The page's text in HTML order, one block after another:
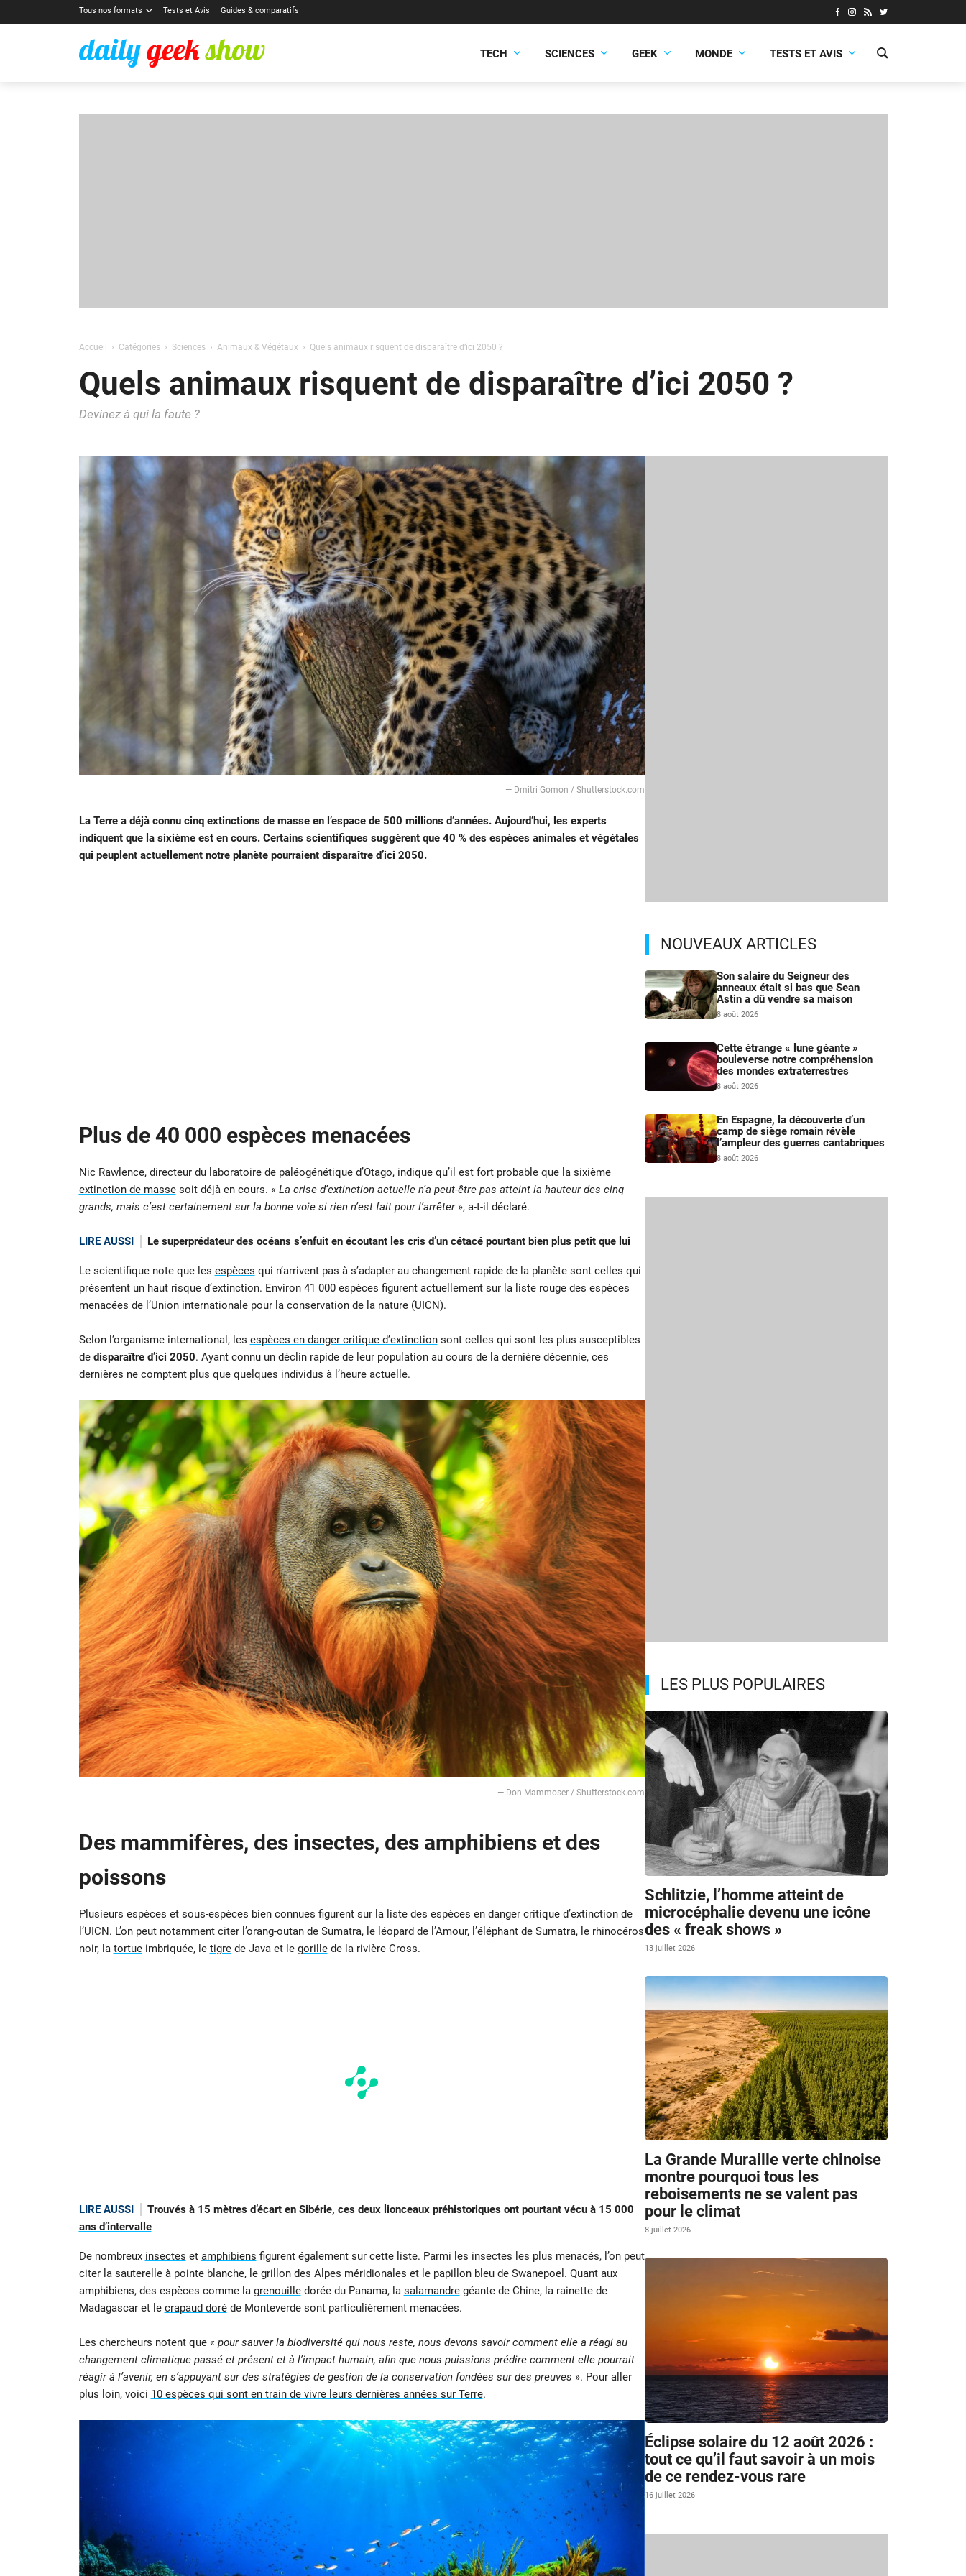
Tous nos formats Tests et Avis Guides & comparatifs
TECH SCIENCES GEEK MONDE TESTS ET AVIS
Accueil Catégories Sciences Animaux & Végétaux Quels animaux risquent de disparaître d’ici 2050 ?
Quels animaux risquent de disparaître d’ici 2050 ?
Devinez à qui la faute ?
— Dmitri Gomon / Shutterstock.com
La Terre a déjà connu cinq extinctions de masse en l’espace de 500 millions d’années. Aujourd’hui, les experts
indiquent que la sixième est en cours. Certains scientifiques suggèrent que 40 % des espèces animales et végétales
qui peuplent actuellement notre planète pourraient disparaître d’ici 2050.
Plus de 40 000 espèces menacées
Nic Rawlence, directeur du laboratoire de paléogénétique d’Otago, indique qu’il est fort probable que la sixième
extinction de massesoit déjà en cours. « La crise d’extinction actuelle n’a peut-être pas atteint la hauteur des cinq
grands, mais c’est certainement sur la bonne voie si rien n’est fait pour l’arrêter», a-t-il déclaré.
LIRE AUSSI Le superprédateur des océans s’enfuit en écoutant les cris d’un cétacé pourtant bien plus petit que lui
Le scientifique note que les espèces qui n’arrivent pas à s’adapter au changement rapide de la planète sont celles qui
présentent un haut risque d’extinction. Environ 41 000 espèces figurent actuellement sur la liste rouge des espèces
menacées de l’Union internationale pour la conservation de la nature (UICN).
Selon l’organisme international, les espèces en danger critique d’extinctionsont celles qui sont les plus susceptibles
de disparaître d’ici 2050. Ayant connu un déclin rapide de leur population au cours de la dernière décennie, ces
dernières ne comptent plus que quelques individus à l’heure actuelle.
— Don Mammoser / Shutterstock.com
Des mammifères, des insectes, des amphibiens et des
poissons
Plusieurs espèces et sous-espèces bien connues figurent sur la liste des espèces en danger critique d’extinction de
l’UICN. L’on peut notamment citer l’orang-outande Sumatra, le léopardde l’Amour, l’éléphantde Sumatra, le rhinocéros
noir, la tortueimbriquée, le tigrede Java et le gorillede la rivière Cross.
LIRE AUSSI
Trouvés à 15 mètres d’écart en Sibérie, ces deux lionceaux préhistoriques ont pourtant vécu à 15 000
ans d’intervalle
De nombreux insectes et amphibiens figurent également sur cette liste. Parmi les insectes les plus menacés, l’on peut
citer la sauterelle à pointe blanche, le grillondes Alpes méridionales et le papillonbleu de Swanepoel. Quant aux
amphibiens, des espèces comme la grenouilledorée du Panama, la salamandregéante de Chine, la rainette de
Madagascar et le crapaud doréde Monteverde sont particulièrement menacées.
Les chercheurs notent que « pour sauver la biodiversité qui nous reste, nous devons savoir comment elle a réagi au
changement climatique passé et présent et à l’impact humain, afin que nous puissions prédire comment elle pourrait
réagir à l’avenir, en s’appuyant sur des stratégies de gestion de la conservation fondées sur des preuves ». Pour aller
plus loin, voici 10 espèces qui sont en train de vivre leurs dernières années sur Terre.
NOUVEAUX ARTICLES
Son salaire du Seigneur des
anneaux était si bas que Sean
Astin a dû vendre sa maison
8 août 2026
Cette étrange « lune géante »
bouleverse notre compréhension
des mondes extraterrestres
8 août 2026
En Espagne, la découverte d’un
camp de siège romain révèle
l’ampleur des guerres cantabriques
8 août 2026
LES PLUS POPULAIRES
Schlitzie, l’homme atteint de
microcéphalie devenu une icône
des « freak shows »
13 juillet 2026
La Grande Muraille verte chinoise
montre pourquoi tous les
reboisements ne se valent pas
pour le climat
8 juillet 2026
Éclipse solaire du 12 août 2026 :
tout ce qu’il faut savoir à un mois
de ce rendez-vous rare
16 juillet 2026